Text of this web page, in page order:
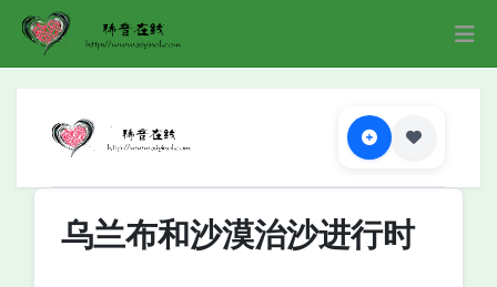
乌兰布和沙漠治沙进行时